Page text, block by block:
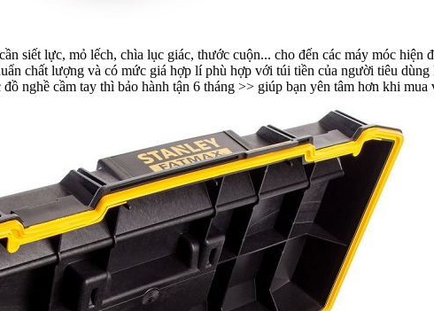
siết lực, mỏ lếch, chìa lục giác, thước cuộn... cho đến các máy móc hiện
chất lượng và có mức giá hợp lí phù hợp với túi tiền của người tiêu
nghề cầm tay thì bảo hành tận 6 tháng >> giúp bạn yên tâm hơn khi mua